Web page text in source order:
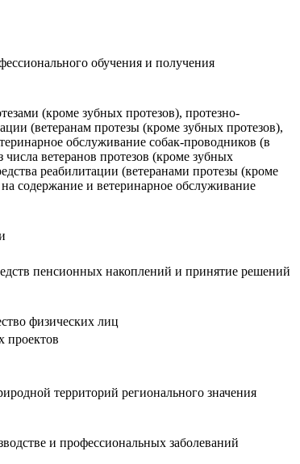
обучения и получения
(кроме зубных протезов), протезно-
(ветеранам протезы (кроме зубных протезов),
обслуживание собак-проводников (в
ветеранов протезов (кроме зубных
реабилитации (ветеранами протезы (кроме
содержание и ветеринарное обслуживание
пенсионных накоплений и принятие решений
физических лиц
проектов
территорий регионального значения
и профессиональных заболеваний